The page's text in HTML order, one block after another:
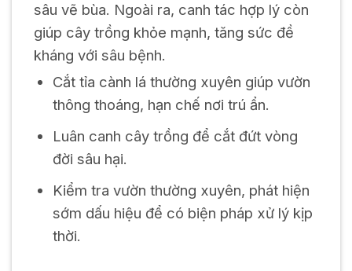
sâu vẽ bùa. Ngoài ra, canh tác hợp lý còn
giúp cây trồng khỏe mạnh, tăng sức đề
kháng với sâu bệnh.
Cắt tỉa cành lá thường xuyên giúp vườn
thông thoáng, hạn chế nơi trú ẩn.
Luân canh cây trồng để cắt đứt vòng
đời sâu hại.
Kiểm tra vườn thường xuyên, phát hiện
sớm dấu hiệu để có biện pháp xử lý kịp
thời.